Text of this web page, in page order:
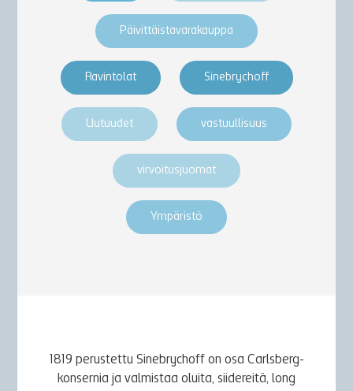
Päivittäistavarakauppa
Ravintolat Sinebrychoff
Uutuudet vastuullisuus
virvoitusjuomat
Ympäristö
1819 perustettu Sinebrychoff on osa Carlsberg-
konsernia ja valmistaa oluita, siidereitä, long